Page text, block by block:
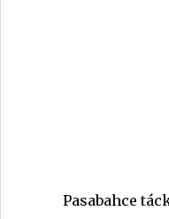
Pasabahce